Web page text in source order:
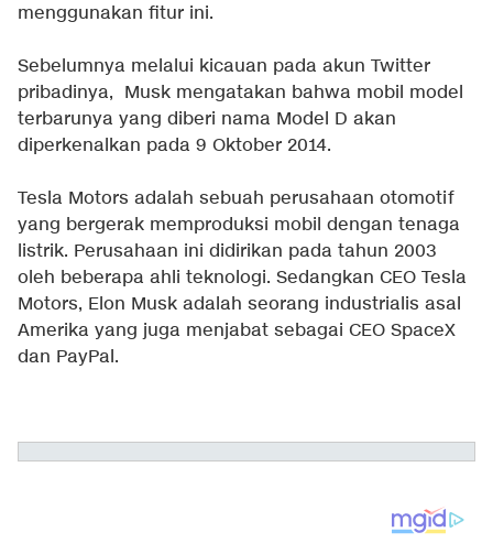
menggunakan fitur ini.
Sebelumnya melalui kicauan pada akun Twitter
pribadinya, Musk mengatakan bahwa mobil model
terbarunya yang diberi nama Model D akan
diperkenalkan pada 9 Oktober 2014.
Tesla Motors adalah sebuah perusahaan otomotif
yang bergerak memproduksi mobil dengan tenaga
listrik. Perusahaan ini didirikan pada tahun 2003
oleh beberapa ahli teknologi. Sedangkan CEO Tesla
Motors, Elon Musk adalah seorang industrialis asal
Amerika yang juga menjabat sebagai CEO SpaceX
dan PayPal.